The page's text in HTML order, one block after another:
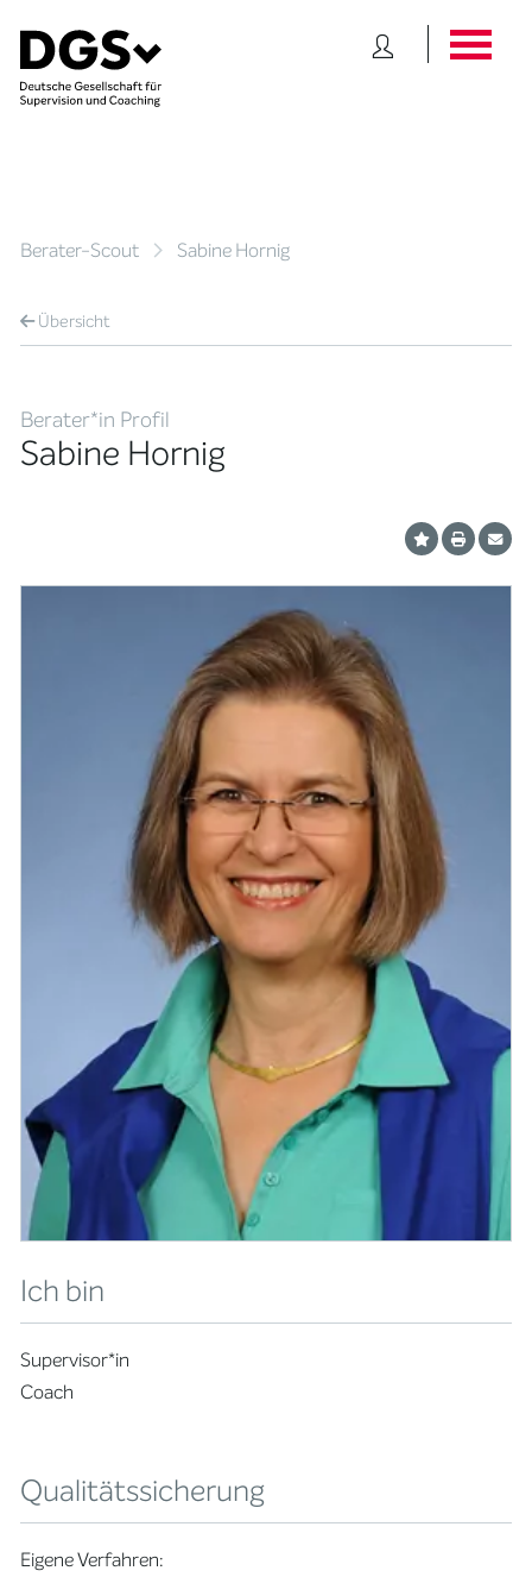
Berater-Scout Sabine Hornig
Übersicht
Berater*in Profil
Sabine Hornig
Ich bin
Supervisor*in
Coach
Qualitätssicherung
Eigene Verfahren: